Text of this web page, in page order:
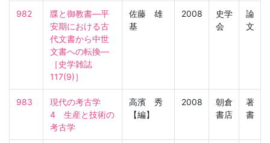
982
牒と御教書―平
安期における古
代文書から中世
文書への転換―
［史学雑誌
117(9)］
佐藤 雄
基
2008
史学
会
論
文
983
現代の考古学
4　生産と技術の
考古学
高濱 秀
【編】
2008
朝倉
書店
著
書